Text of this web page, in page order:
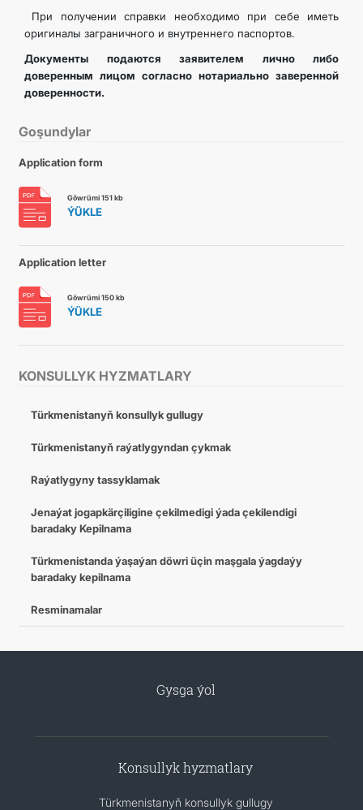
KONSULLYK HYZMATLARY
Türkmenistanyň konsullyk gullugy
Türkmenistanyň raýatlygyndan çykmak
Raýatlygyny tassyklamak
Jenaýat jogapkärçiligine çekilmedigi ýada çekilendigi
baradaky Kepilnama
Türkmenistanda ýaşaýan döwri üçin maşgala ýagdaýy
baradaky kepilnama
Resminamalar
При получении справки необходимо при себе иметь
оригиналы заграничного и внутреннего паспортов.
Документы подаются заявителем лично либо
доверенным лицом согласно нотариально заверенной
доверенности.
Goşundylar
Application form
Göwrümi 151 kb
ÝÜKLE
Application letter
Göwrümi 150 kb
ÝÜKLE
Gysga ýol
Konsullyk hyzmatlary
Türkmenistanyň konsullyk gullugy